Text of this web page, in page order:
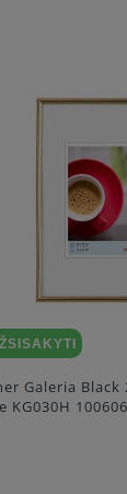
Galeria Black
KG030H 100606